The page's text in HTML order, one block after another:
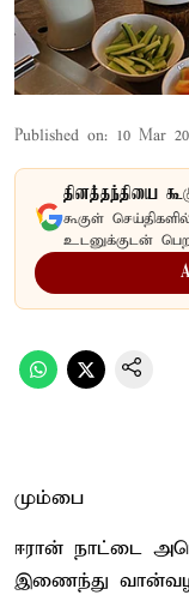
Published on: 10 Mar
தினத்தந்தியை
கூகுள்
உடனுக்குடன் பெற
மும்பை
ஈரான் நாட்டை
இணைந்து